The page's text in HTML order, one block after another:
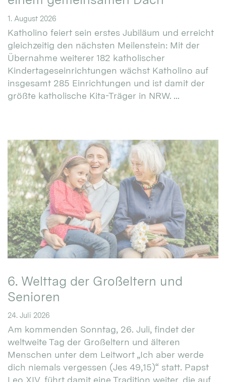
1. August 2026
Katholino feiert sein erstes Jubiläum und erreicht
gleichzeitig den nächsten Meilenstein: Mit der
Übernahme weiterer 182 katholischer
Kindertageseinrichtungen wächst Katholino auf
insgesamt 285 Einrichtungen und ist damit der
größte katholische Kita-Träger in NRW. ...
6. Welttag der Großeltern und
Senioren
24. Juli 2026
Am kommenden Sonntag, 26. Juli, findet der
weltweite Tag der Großeltern und älteren
Menschen unter dem Leitwort „Ich aber werde
dich niemals vergessen (Jes 49,15)“ statt. Papst